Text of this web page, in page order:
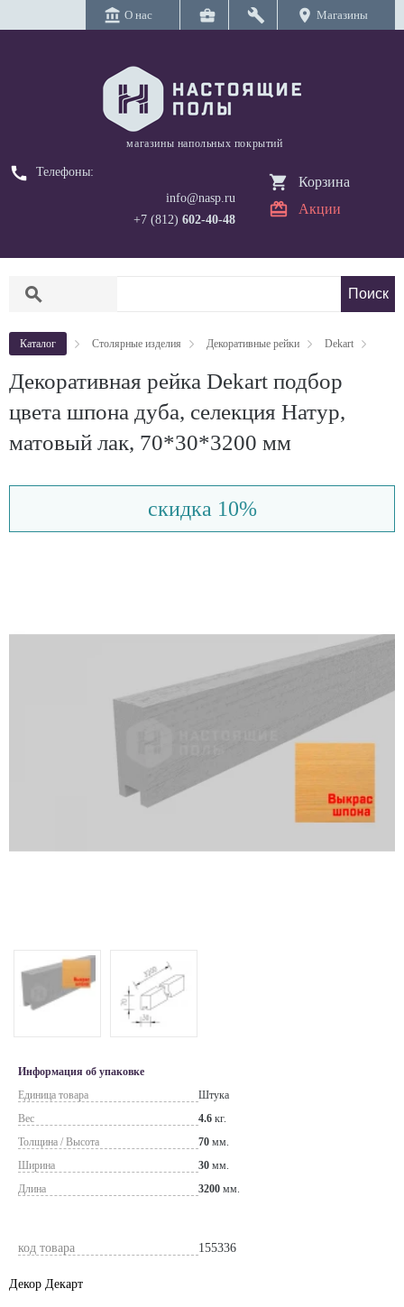
account_balance О нас business_center build location_on Магазины
магазины напольных покрытий
call
Телефоны:
info@nasp.ru
+7 (812) 602-40-48
Корзина
Акции
search
Каталог Столярные изделия Декоративные рейки Dekart
Декоративная рейка Dekart подбор
цвета шпона дуба, селекция Натур,
матовый лак, 70*30*3200 мм
скидка 10%
Информация об упаковке
Единица товара
Штука
Вес
4.6 кг.
Толщина / Высота
70 мм.
Ширина
30 мм.
Длина
3200 мм.
код товара 155336
Декор Декарт